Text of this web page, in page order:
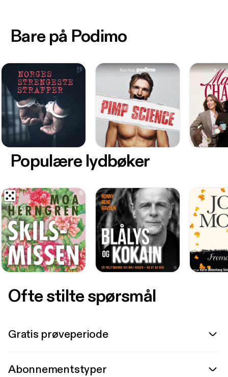
Bare på Podimo
Populære lydbøker
Ofte stilte spørsmål
Gratis prøveperiode
Abonnementstyper